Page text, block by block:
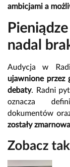
ambicjami a
nadal
Audycja w
ujawnione przez
debaty. Radni
oznacza
dokumentów
zostały
Zobacz